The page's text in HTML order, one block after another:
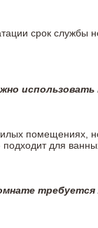
срок
помещениях,
для